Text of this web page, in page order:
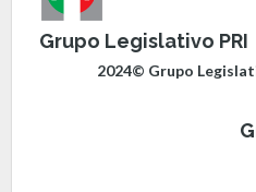
Grupo Legislativo PRI
2024© Grupo